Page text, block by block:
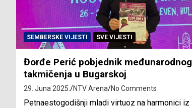
SEMBERSKE VIJESTI SVE VIJESTI
Đorđe Perić pobjednik međunarodnog
takmičenja u Bugarskoj
29. Juna 2025. NTV Arena No Comments
Petnaestogodišnji mladi virtuoz na harmonici iz